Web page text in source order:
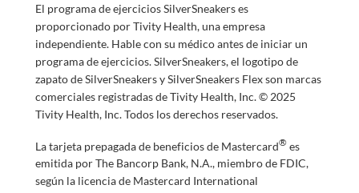
El programa de ejercicios SilverSneakers es
proporcionado por Tivity Health, una empresa
independiente. Hable con su médico antes de iniciar un
programa de ejercicios. SilverSneakers, el logotipo de
zapato de SilverSneakers y SilverSneakers Flex son marcas
comerciales registradas de Tivity Health, Inc. © 2025
Tivity Health, Inc. Todos los derechos reservados.
La tarjeta prepagada de beneficios de Mastercard® es
emitida por The Bancorp Bank, N.A., miembro de FDIC,
según la licencia de Mastercard International